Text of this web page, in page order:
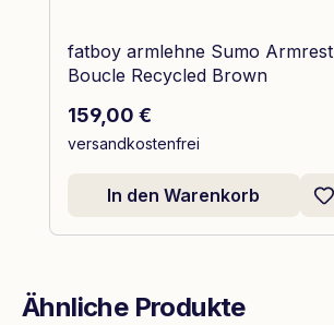
fatboy armlehne Sumo Armrest
Boucle Recycled Brown
Regulärer Preis:
159,00 €
versandkostenfrei
In den Warenkorb
Ähnliche Produkte